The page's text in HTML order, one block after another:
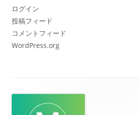
ログイン
投稿フィード
コメントフィード
WordPress.org